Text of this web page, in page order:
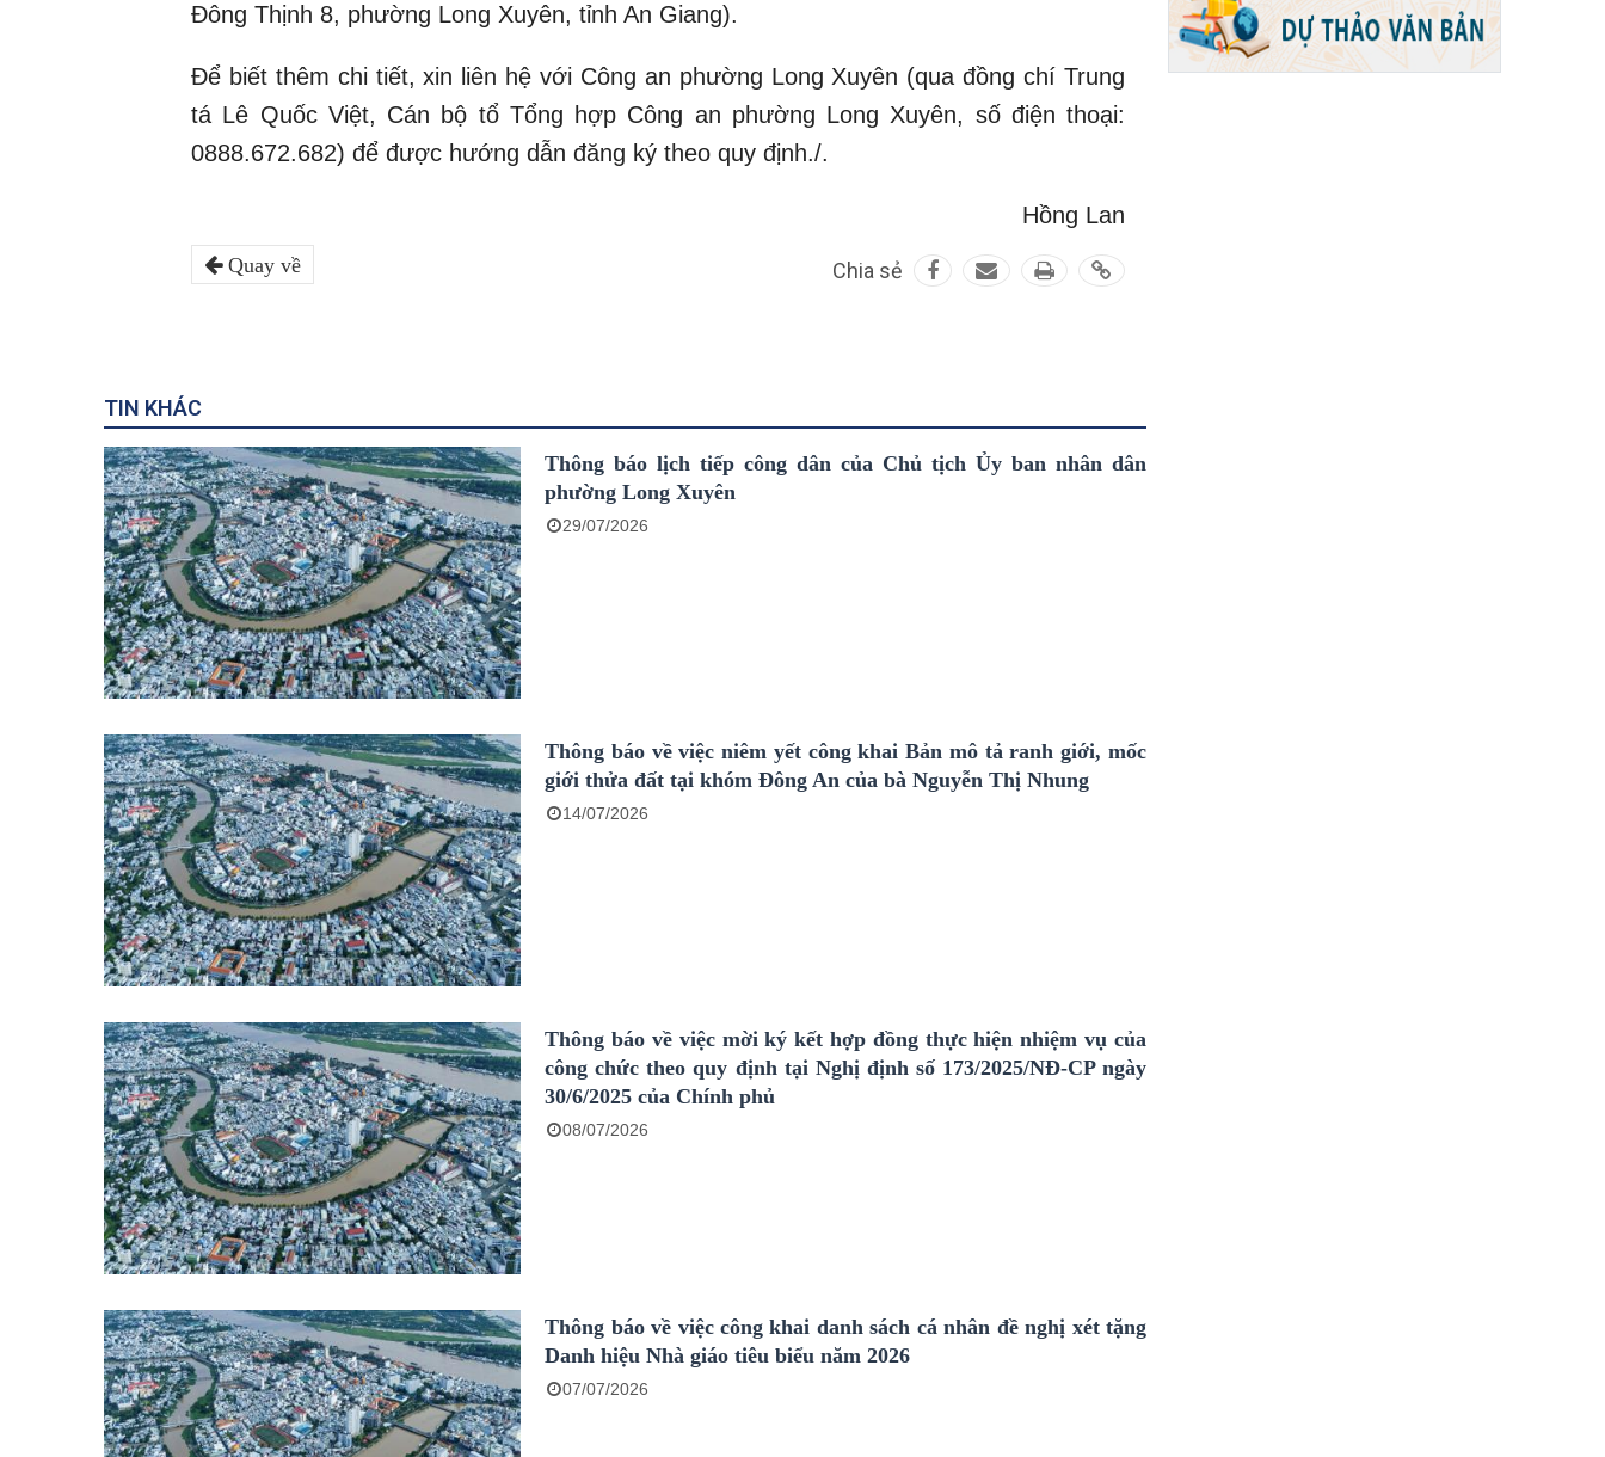
Đông Thịnh 8, phường Long Xuyên, tỉnh An Giang).
Để biết thêm chi tiết, xin liên hệ với Công an phường Long Xuyên (qua đồng chí Trung
tá Lê Quốc Việt, Cán bộ tổ Tổng hợp Công an phường Long Xuyên, số điện thoại:
0888.672.682) để được hướng dẫn đăng ký theo quy định./.
Hồng Lan
Quay về Chia sẻ
TIN KHÁC
Thông báo lịch tiếp công dân của Chủ tịch Ủy ban nhân dân
phường Long Xuyên
29/07/2026
Thông báo về việc niêm yết công khai Bản mô tả ranh giới, mốc
giới thửa đất tại khóm Đông An của bà Nguyễn Thị Nhung
14/07/2026
Thông báo về việc mời ký kết hợp đồng thực hiện nhiệm vụ của
công chức theo quy định tại Nghị định số 173/2025/NĐ-CP ngày
30/6/2025 của Chính phủ
08/07/2026
Thông báo về việc công khai danh sách cá nhân đề nghị xét tặng
Danh hiệu Nhà giáo tiêu biểu năm 2026
07/07/2026